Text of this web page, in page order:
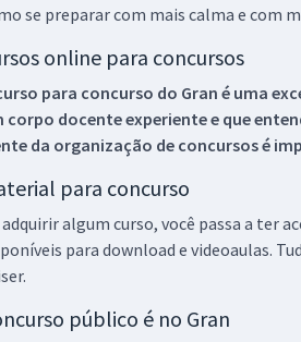
se preparar com mais calma e com
online para concursos
para concurso do Gran é uma
corpo docente experiente e que
da organização de concursos é
para concurso
adquirir algum curso, você passa a ter
para download e videoaulas.
público é no Gran